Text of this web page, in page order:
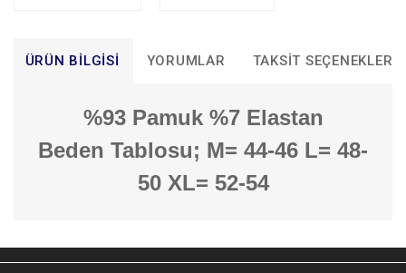
ÜRÜN BILGISI YORUMLAR TAKSIT SEÇENEKLERI
%93 Pamuk %7 Elastan
Beden Tablosu; M= 44-46 L= 48-
50 XL= 52-54
Bu ürünün fiyat bilgisi, resim, ürün açıklamalarında ve diğer
konularda yetersiz gördüğünüz noktaları öneri formunu